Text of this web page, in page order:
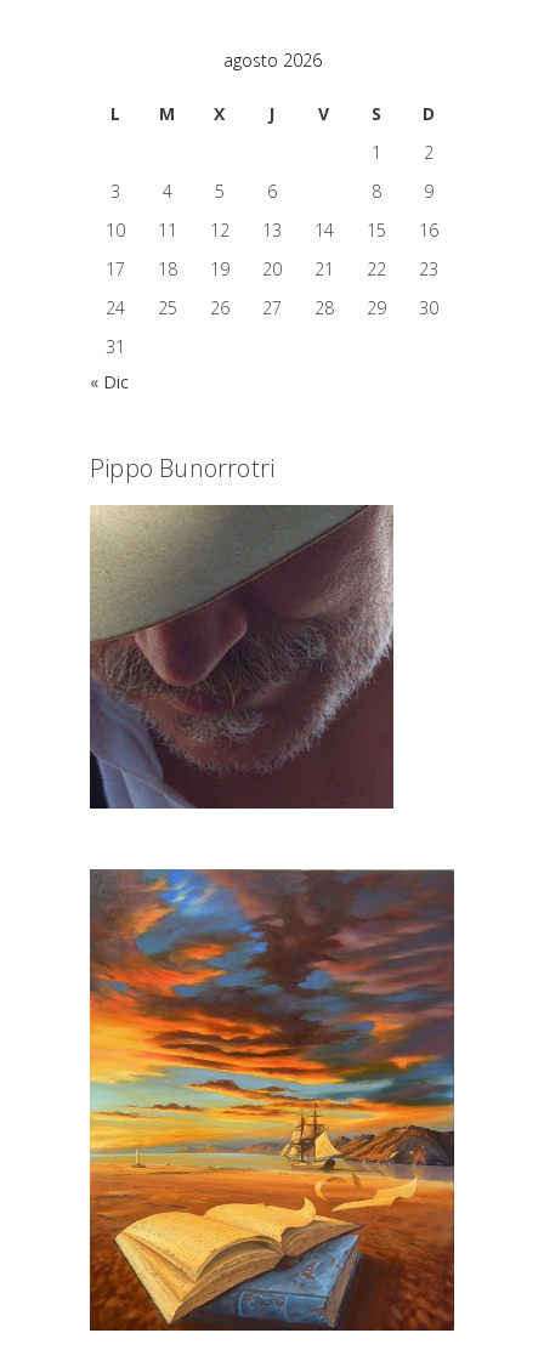
agosto 2026
L M X J V S
D
1
2
3
4 5 6 8
9
10
11 12 13 14 15
16
17
18 19 20 21 22
23
24
25 26 27 28 29
30
31
« Dic
Pippo Bunorrotri